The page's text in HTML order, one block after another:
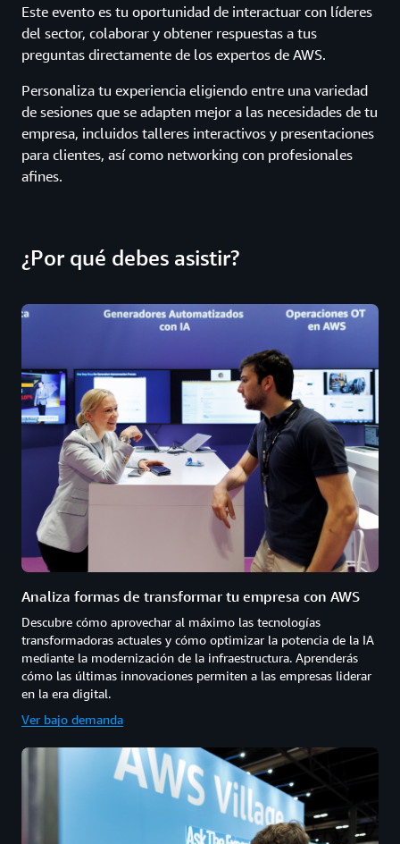
Este evento es tu oportunidad de interactuar con líderes
del sector, colaborar y obtener respuestas a tus
preguntas directamente de los expertos de AWS.
Personaliza tu experiencia eligiendo entre una variedad
de sesiones que se adapten mejor a las necesidades de tu
empresa, incluidos talleres interactivos y presentaciones
para clientes, así como networking con profesionales
afines.
¿Por qué debes asistir?
Analiza formas de transformar tu empresa con AWS
Descubre cómo aprovechar al máximo las tecnologías
transformadoras actuales y cómo optimizar la potencia de la IA
mediante la modernización de la infraestructura. Aprenderás
cómo las últimas innovaciones permiten a las empresas liderar
en la era digital.
Ver bajo demanda